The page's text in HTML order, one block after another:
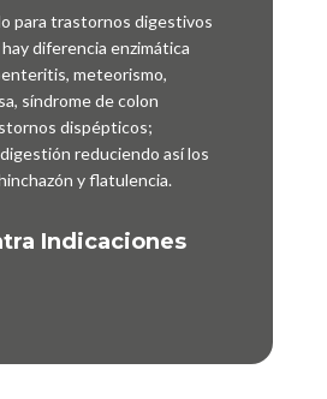
para trastornos digestivos
diferencia enzimática
meteorismo,
síndrome de colon
dispépticos;
reduciendo así los
y flatulencia.
Indicaciones